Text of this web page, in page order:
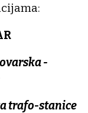
-
trafo-stanice